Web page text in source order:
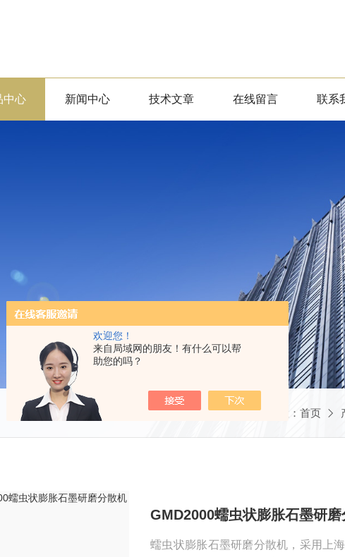
欢迎您！
来自局域网的朋友！有什么可以帮
助您的吗？
中心 新闻中心 技术文章 在线留言 联系
当前位置： 首页
GMD2000蠕虫状膨胀石墨研
蠕虫状膨胀石墨研磨分散机，采用上